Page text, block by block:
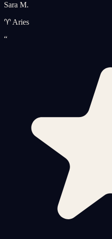
Sara M.
♈ Aries
“